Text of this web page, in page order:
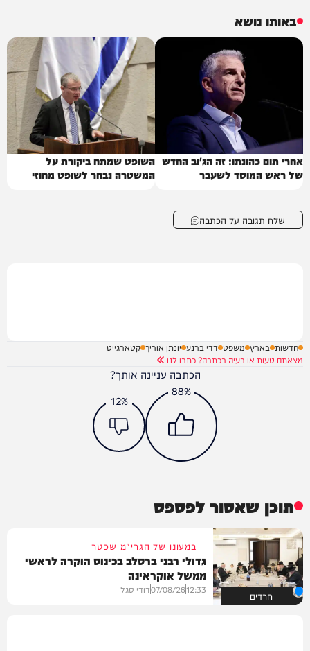
באותו נושא
אחרי תום כהונתו: זה הג'וב החדש
של ראש המוסד לשעבר
השופט שמתח ביקורת על
המשטרה נבחר לשופט מחוזי
שלח תגובה על הכתבה
חדשות בארץ משפט דדי ברנע יונתן אוריך קטארגייט
מצאתם טעות או בעיה בכתבה? כתבו לנו
הכתבה עניינה אותך?
88%
12%
תוכן שאסור לפספס
חרדים
במעונו של הגרי"מ שכטר
גדולי רבני ברסלב בכינוס הוקרה לראשי
ממשל אוקראינה
12:33
07/08/26דודי סגל